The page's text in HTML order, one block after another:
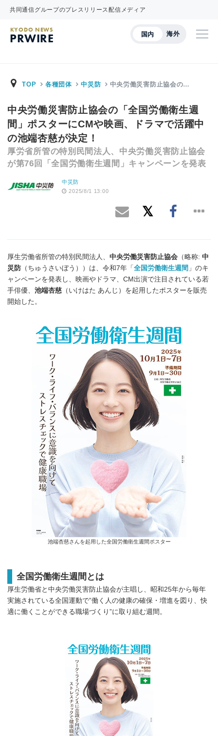
共同通信グループのプレスリリース配信メディア
国内 海外
KYODO NEWS
PRWIRE
TOP 各種団体 中災防 中央労働災害防止協会の…
中央労働災害防止協会の「全国労働衛生週
間」ポスターにCMや映画、ドラマで活躍中
の池端杏慈が決定！
厚労省所管の特別民間法人、中央労働災害防止協会
が第76回「全国労働衛生週間」キャンペーンを発表
中災防
2025/8/1 13:00
厚生労働省所管の特別民間法人、 中央労働災害防止協会 （略称: 中
災防 （ちゅうさいぼう））は、令和7年「 全国労働衛生週間 」のキ
ャンペーンを発表し、映画やドラマ、CM出演で注目されている若
手俳優、 池端杏慈 （いけはた あんじ）を起用したポスターを販売
開始した。
池端杏慈さんを起用した全国労働衛生週間ポスター
全国労働衛生週間 とは
厚生労働省と中央労働災害防止協会が主唱し、昭和25年から毎年
実施されている全国運動で”働く人の健康の確保・増進を図り、快
適に働くことができる職場づくり”に取り組む週間。